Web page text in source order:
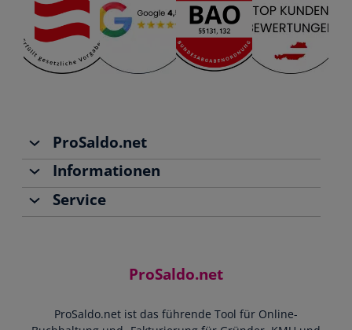
ProSaldo.net
Über uns
Team
Jobs
Presse
Informationen
Buchhaltung
Doppelte Buchführung
Bankdatenimport
Service
Blog
ProSaldo.net
ProSaldo.net ist das führende Tool für Online-